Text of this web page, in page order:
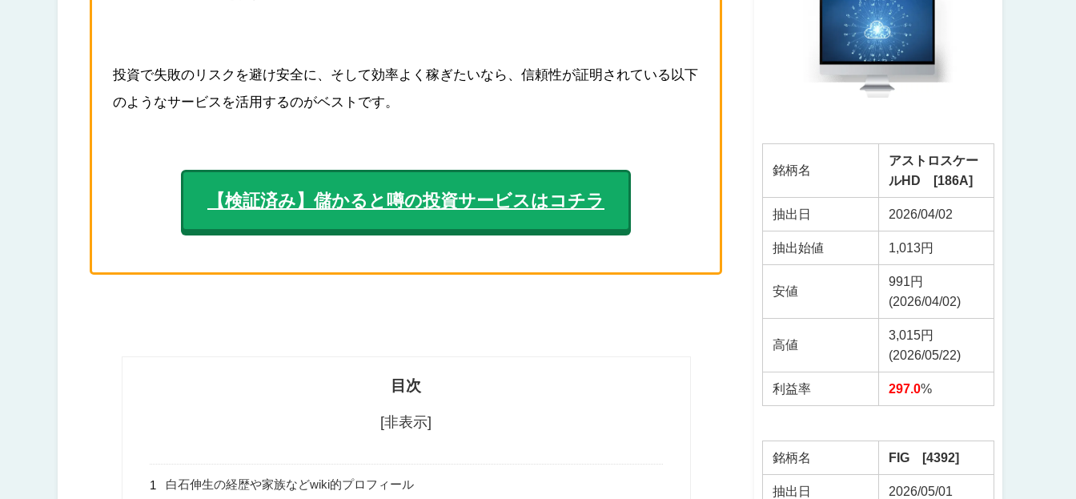
投資で失敗のリスクを避け安全に、そして効率よく稼ぎたいなら、信頼性が証明されている以下
のようなサービスを活用するのがベストです。
【検証済み】儲かると噂の投資サービスはコチラ
目次
[非表示]
白石伸生の経歴や家族などwiki的プロフィール
銘柄名
アストロスケー
ルHD [186A]
抽出日 2026/04/02
抽出始値 1,013円
安値
991円
(2026/04/02)
高値
3,015円
(2026/05/22)
利益率 297.0%
銘柄名 FIG [4392]
抽出日 2026/05/01